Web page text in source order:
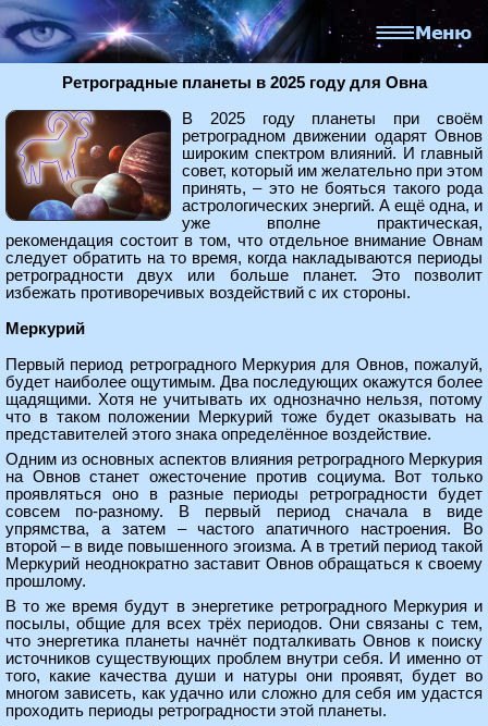
Ретроградные планеты в 2025 году для Овна
В 2025 году планеты при своём
ретроградном движении одарят Овнов
широким спектром влияний. И главный
совет, который им желательно при этом
принять, – это не бояться такого рода
астрологических энергий. А ещё одна, и
уже вполне практическая,
рекомендация состоит в том, что отдельное внимание Овнам
следует обратить на то время, когда накладываются периоды
ретроградности двух или больше планет. Это позволит
избежать противоречивых воздействий с их стороны.
Меркурий
Первый период ретроградного Меркурия для Овнов, пожалуй,
будет наиболее ощутимым. Два последующих окажутся более
щадящими. Хотя не учитывать их однозначно нельзя, потому
что в таком положении Меркурий тоже будет оказывать на
представителей этого знака определённое воздействие.
Одним из основных аспектов влияния ретроградного Меркурия
на Овнов станет ожесточение против социума. Вот только
проявляться оно в разные периоды ретроградности будет
совсем по-разному. В первый период сначала в виде
упрямства, а затем – частого апатичного настроения. Во
второй – в виде повышенного эгоизма. А в третий период такой
Меркурий неоднократно заставит Овнов обращаться к своему
прошлому.
В то же время будут в энергетике ретроградного Меркурия и
посылы, общие для всех трёх периодов. Они связаны с тем,
что энергетика планеты начнёт подталкивать Овнов к поиску
источников существующих проблем внутри себя. И именно от
того, какие качества души и натуры они проявят, будет во
многом зависеть, как удачно или сложно для себя им удастся
проходить периоды ретроградности этой планеты.